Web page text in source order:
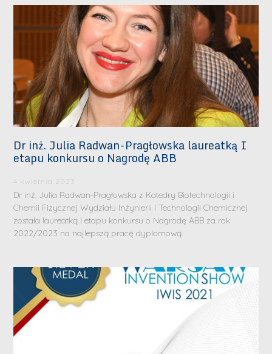
Dr inż. Julia Radwan-Pragłowska laureatką I
etapu konkursu o Nagrodę ABB
4 kwietnia 2023
Dr inż. Julia Radwan-Pragłowska z Katedry Biotechnologii i
Chemii Fizycznej Wydziału Inżynierii i Technologii Chemicznej
została laureatką I etapu konkursu o Nagrodę ABB za rok
2022/2023 na najlepszą pracę dyplomową.